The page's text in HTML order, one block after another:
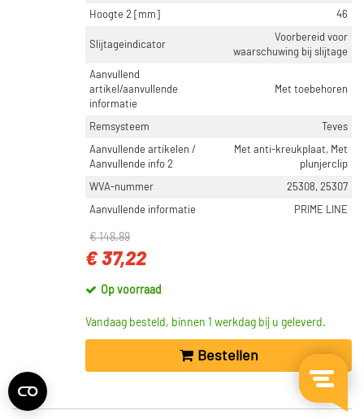
Hoogte 2 [mm]
46
Slijtageindicator
Voorbereid voor
waarschuwing bij slijtage
Aanvullend
artikel/aanvullende
informatie
Met toebehoren
Remsysteem
Teves
Aanvullende artikelen /
Aanvullende info 2
Met anti-kreukplaat, Met
plunjerclip
WVA-nummer
25308, 25307
Aanvullende informatie
PRIME LINE
€ 148,89
€ 37,22
Op voorraad
Vandaag besteld, binnen 1 werkdag bij u geleverd.
Bestellen